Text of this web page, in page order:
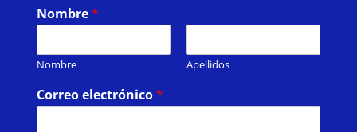
Nombre*
Nombre Apellidos
Correo electrónico*